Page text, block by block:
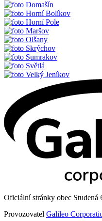
Domašín
Horní Bolíkov
Horní Pole
Maršov
Olšany
Skrýchov
Sumrakov
Světlá
Velký Jeníkov
Oficiální stránky obec Studená
Provozovatel Galileo